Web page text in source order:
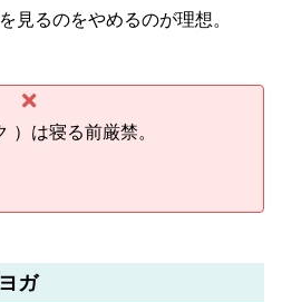
見るのをやめるのが理想。
）は寝る前厳禁。
ガ